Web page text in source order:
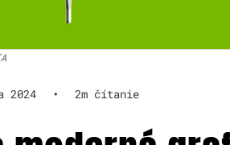
2024 • 2m čítanie